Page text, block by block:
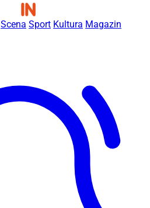
Scena Sport Kultura Magazin